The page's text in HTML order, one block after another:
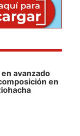
avanzado
en